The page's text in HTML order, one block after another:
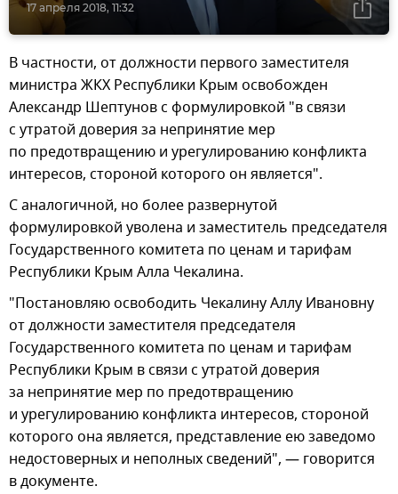
17 апреля 2018, 11:32
В частности, от должности первого заместителя
министра ЖКХ Республики Крым освобожден
Александр Шептунов с формулировкой "в связи
с утратой доверия за непринятие мер
по предотвращению и урегулированию конфликта
интересов, стороной которого он является".
С аналогичной, но более развернутой
формулировкой уволена и заместитель председателя
Государственного комитета по ценам и тарифам
Республики Крым Алла Чекалина.
"Постановляю освободить Чекалину Аллу Ивановну
от должности заместителя председателя
Государственного комитета по ценам и тарифам
Республики Крым в связи с утратой доверия
за непринятие мер по предотвращению
и урегулированию конфликта интересов, стороной
которого она является, представление ею заведомо
недостоверных и неполных сведений", — говорится
в документе.